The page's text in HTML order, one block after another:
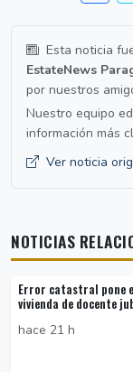
Esta noticia
EstateNews
por nuestros
Nuestro equipo
información más
Ver noticia
NOTICIAS
Error catastral pone
vivienda de docente
hace 21 h